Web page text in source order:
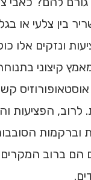
בין צלעי או
ונזקים אלו
קיצוני
לרוב, הפציעות
הסובבות
הם ברוב